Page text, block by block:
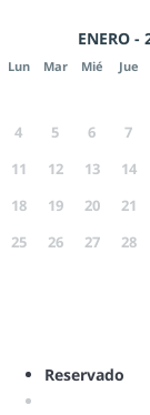
ENERO -
Lun Mar Mié Jue
4
5 6 7
11
12 13 14
18
19 20 21
25
26 27 28
Reservado